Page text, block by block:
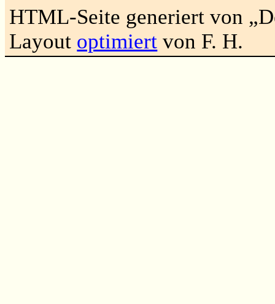
HTML-Seite generiert von
Layout optimiert von F. H.